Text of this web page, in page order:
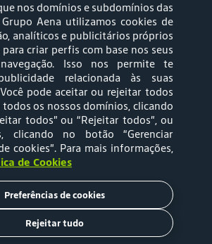
Política de
Privacidade
Termos e Condições
de Uso
Tarifas
nos domínios e subdomínios das
Aena utilizamos cookies de
analíticos e publicitários próprios
criar perfis com base nos seus
Isso nos permite te
relacionada às suas
pode aceitar ou rejeitar todos
todos os nossos domínios, clicando
todos” ou “Rejeitar todos”, ou
clicando no botão “Gerenciar
cookies”. Para mais informações,
de Cookies
Preferências de cookies
Rejeitar tudo